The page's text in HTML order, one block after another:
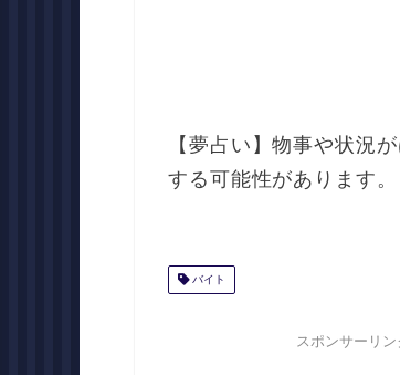
【夢占い】物事や状況
する可能性があります。
バイト
スポンサーリン